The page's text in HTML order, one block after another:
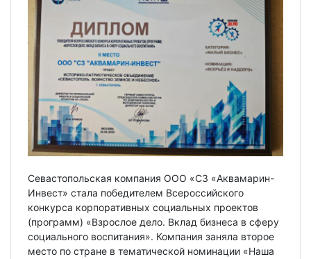
Севастопольская компания ООО «СЗ «Аквамарин-
Инвест» стала победителем Всероссийского
конкурса корпоративных социальных проектов
(программ) «Взрослое дело. Вклад бизнеса в сферу
социального воспитания». Компания заняла второе
место по стране в тематической номинации «Наша